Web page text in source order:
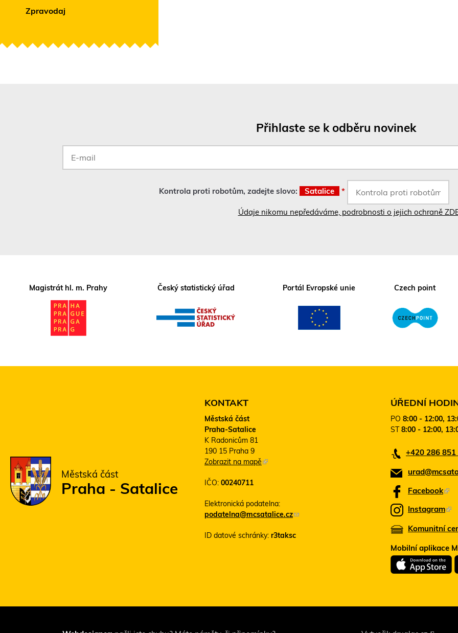
Zpravodaj
Přihlaste se k odběru novinek
mail
*
Kontrola proti robotům, zadejte slovo: Satalice *
Údaje nikomu nepředáváme, podrobnosti o jejich ochraně
Magistrát hl. m. Prahy Český statistický úřad Portál Evropské unie Czech point
Městská část
Praha - Satalice
KONTAKT
Městská část
Praha-Satalice
K Radonicům 81
190 15 Praha 9
Zobrazit na mapě(
t
o
d
IČO: 00240711
Elektronická podatelna:
podatelna@mcsatalice.cz(
d
ID datové schránky: r3taksc
ÚŘEDNÍ
PO 8:00 - 12:00,
ST8:00 - 12:00,
+420 286 851
Facebook(
n
o
o
a
Instagram(
T
n
t
d
Komunitní
Mobilní aplikace